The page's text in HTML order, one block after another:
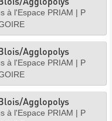
à l'Espace PRIAM | P
Agglopolys
à l'Espace PRIAM | P
Agglopolys
à l'Espace PRIAM | P